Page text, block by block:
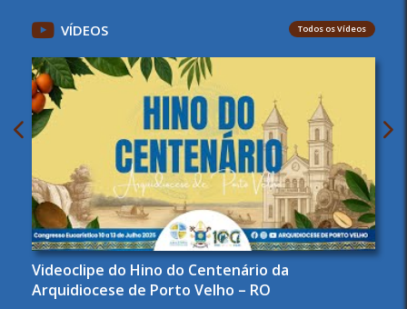
VÍDEOS Todos os Vídeos
Videoclipe do Hino do Centenário da
Arquidiocese de Porto Velho – RO